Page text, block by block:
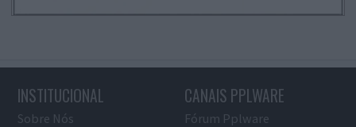
INSTITUCIONAL
Sobre Nós
CANAIS PPLWARE
Fórum Pplware